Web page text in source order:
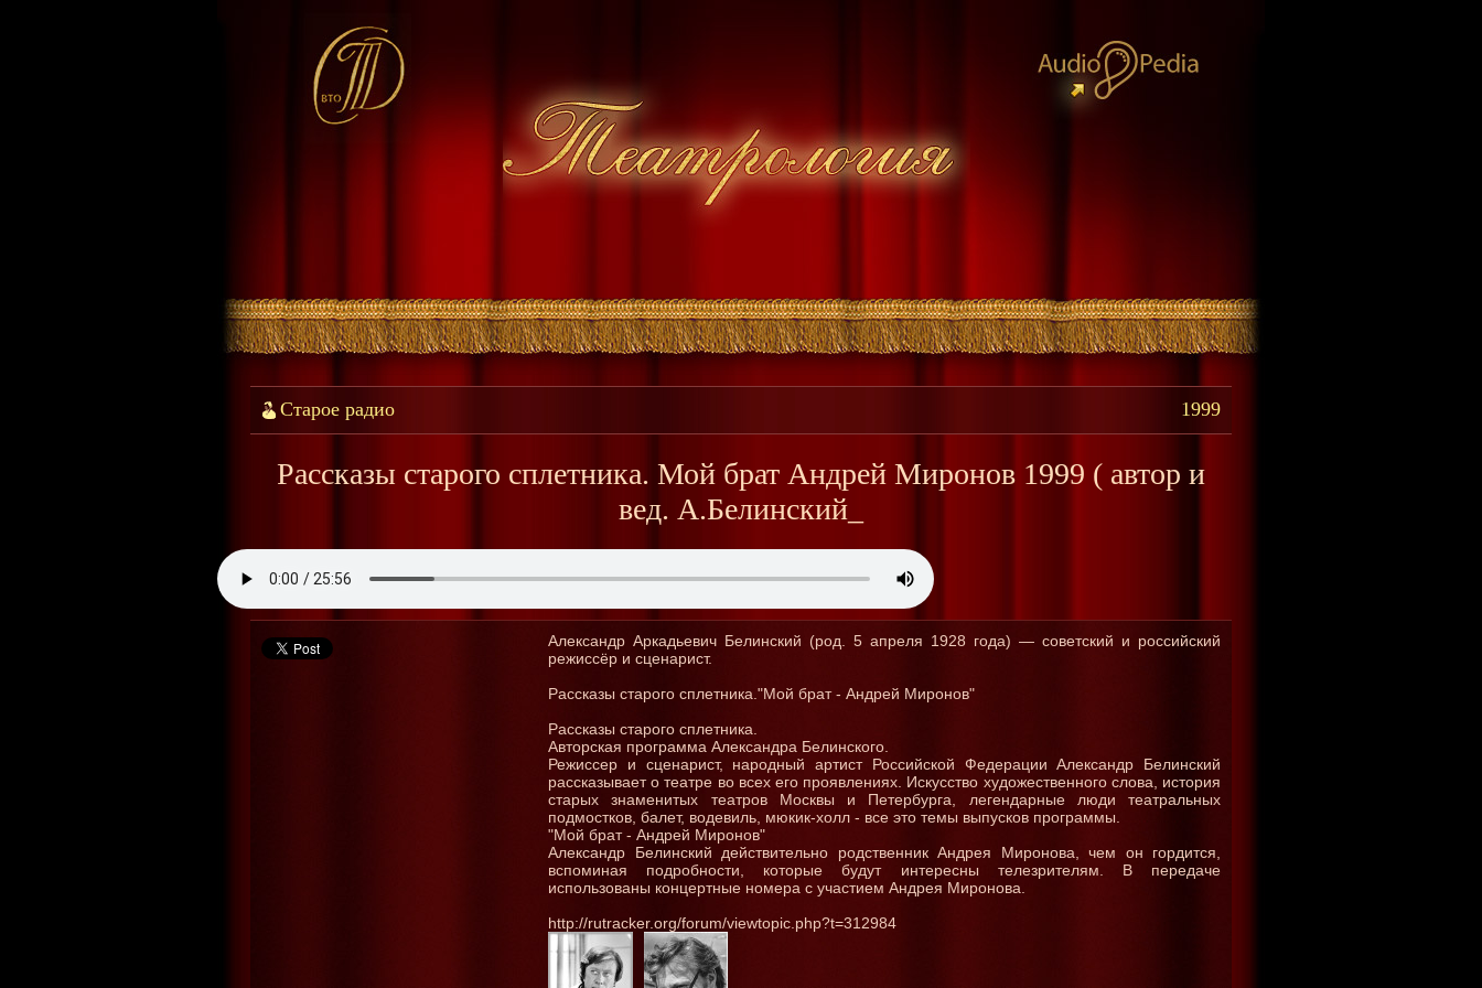
Старое радио 1999
Рассказы старого сплетника. Мой брат Андрей Миронов 1999 ( автор и
вед. А.Белинский_
Александр Аркадьевич Белинский (род. 5 апреля 1928 года) — советский и российский
режиссёр и сценарист.
Рассказы старого сплетника."Мой брат - Андрей Миронов"
Рассказы старого сплетника.
Авторская программа Александра Белинского.
Режиссер и сценарист, народный артист Российской Федерации Александр Белинский
рассказывает о театре во всех его проявлениях. Искусство художественного слова, история
старых знаменитых театров Москвы и Петербурга, легендарные люди театральных
подмостков, балет, водевиль, мюкик-холл - все это темы выпусков программы.
"Мой брат - Андрей Миронов"
Александр Белинский действительно родственник Андрея Миронова, чем он гордится,
вспоминая подробности, которые будут интересны телезрителям. В передаче
использованы концертные номера с участием Андрея Миронова.
http://rutracker.org/forum/viewtopic.php?t=312984